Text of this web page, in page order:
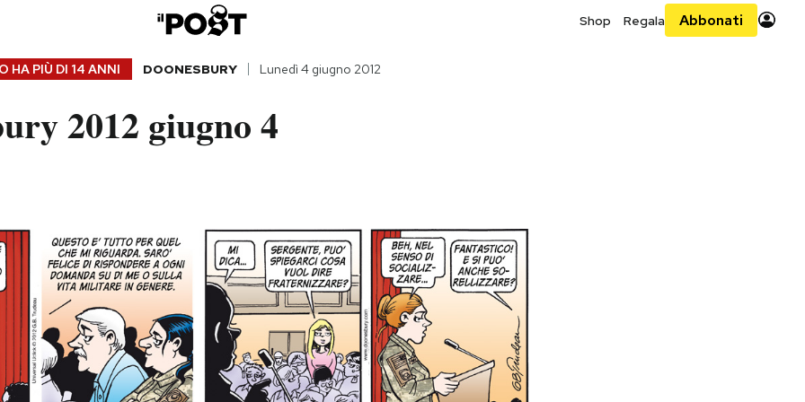
Shop Regala Abbonati
HA PIÙ DI 14 ANNI DOONESBURY Lunedì 4 giugno 2012
2012 giugno 4